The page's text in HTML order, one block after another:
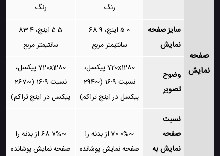
صفحه
نمایش
رنگ
رنگ
سایز صفحه
نمایش
5.0 اینچ، 68.9
سانتیمتر مربع
5.5 اینچ، 83.4
سانتیمتر مربع
وضوح
تصویر
720x1280 پیکسل،
نسبت 16:9 (~294
پیکسل در اینچ تراکم)
720x1280 پیکسل،
نسبت 16:9 (~267
پیکسل در اینچ تراکم)
نسبت
صفحه
نمایش به
~70.0% از بدنه را
صفحه نمایش پوشانده
~68.7% از بدنه را
صفحه نمایش پوشانده